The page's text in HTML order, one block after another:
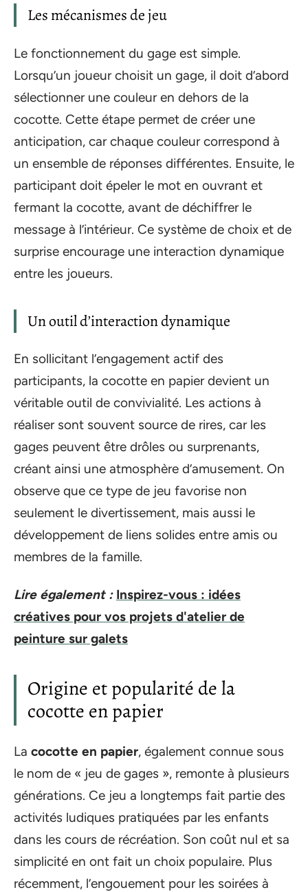
Les mécanismes de jeu
Le fonctionnement du gage est simple.
Lorsqu’un joueur choisit un gage, il doit d’abord
sélectionner une couleur en dehors de la
cocotte. Cette étape permet de créer une
anticipation, car chaque couleur correspond à
un ensemble de réponses différentes. Ensuite, le
participant doit épeler le mot en ouvrant et
fermant la cocotte, avant de déchiffrer le
message à l’intérieur. Ce système de choix et de
surprise encourage une interaction dynamique
entre les joueurs.
Un outil d’interaction dynamique
En sollicitant l’engagement actif des
participants, la cocotte en papier devient un
véritable outil de convivialité. Les actions à
réaliser sont souvent source de rires, car les
gages peuvent être drôles ou surprenants,
créant ainsi une atmosphère d’amusement. On
observe que ce type de jeu favorise non
seulement le divertissement, mais aussi le
développement de liens solides entre amis ou
membres de la famille.
Lire également : Inspirez-vous : idées
créatives pour vos projets d'atelier de
peinture sur galets
Origine et popularité de la
cocotte en papier
La cocotte en papier, également connue sous
le nom de « jeu de gages », remonte à plusieurs
générations. Ce jeu a longtemps fait partie des
activités ludiques pratiquées par les enfants
dans les cours de récréation. Son coût nul et sa
simplicité en ont fait un choix populaire. Plus
récemment, l’engouement pour les soirées à